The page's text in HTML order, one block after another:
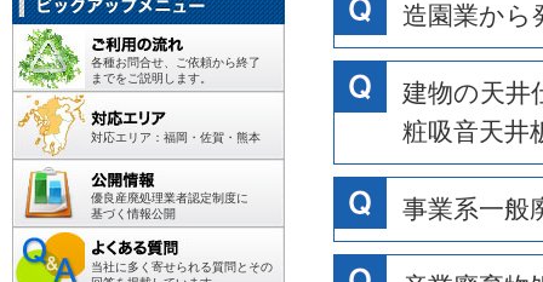
各種お問合せ、ご依頼から終了
までをご説明します。
対応エリア：福岡・佐賀・熊本
優良産廃処理業者認定制度に
基づく情報公開
当社に多く寄せられる質問とその
造園業から
建物の天井
粧吸音天井
事業系一般